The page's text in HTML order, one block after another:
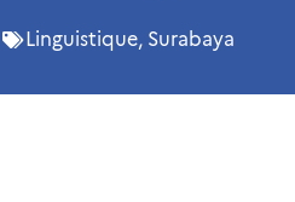
Linguistique, Surabaya